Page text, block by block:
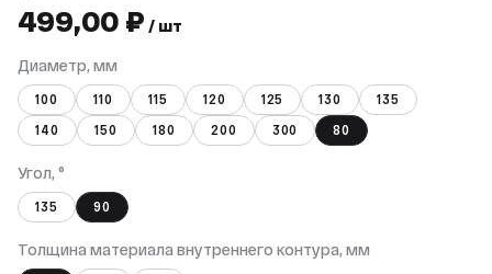
499,00 ₽ / шт
Диаметр, мм
100 110 115 120 125 130
135
140
150 180 200 300 80
Угол, °
135 90
Толщина материала внутреннего контура, мм